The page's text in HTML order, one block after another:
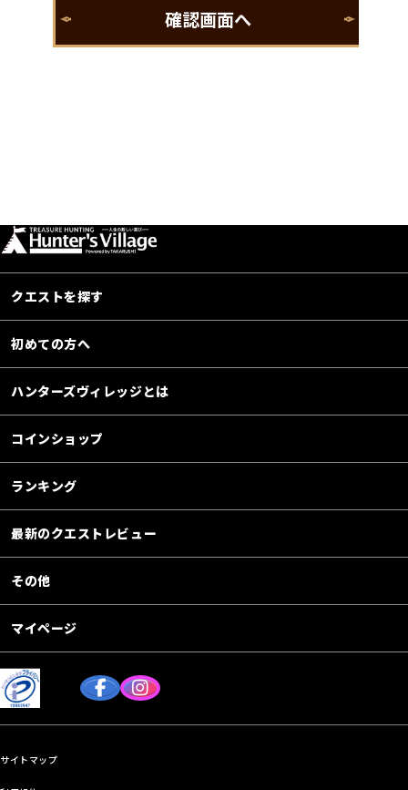
クエストを探す
初めての方へ
ハンターズヴィレッジとは
コインショップ
ランキング
最新のクエストレビュー
その他
マイページ
サイトマップ